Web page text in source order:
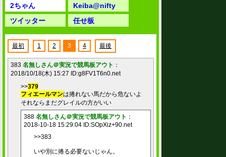
2ちゃん
Keiba@nifty
ツイッター
任せ板
最初 1 2 3 4 最後
383 名無しさん＠実況で競馬板アウト ：
2018/10/18(木) 15:27 ID:g8FV1T6n0.net
>>379
フィエールマンは捲れない馬だから危ないよ
それならまだグレイルの方がいい
388 名無しさん＠実況で競馬板アウト ：
2018-10-18 15:29:04 ID:SOpXiz+90.net
>>383
いや別に捲る必要ないじゃん。